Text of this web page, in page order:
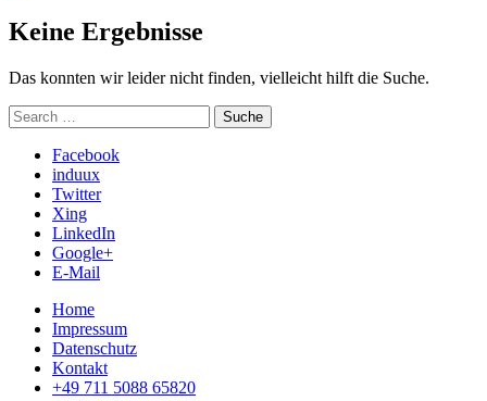
Keine Ergebnisse
Das konnten wir leider nicht finden, vielleicht hilft die Suche.
Suchen
nach:
Suche
Facebook
induux
Twitter
Xing
LinkedIn
Google+
E-Mail
Home
Impressum
Datenschutz
Kontakt
+49 711 5088 65820